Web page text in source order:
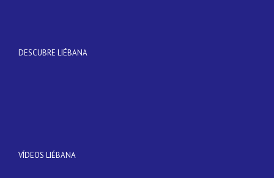
DESCUBRE LIÉBANA
VÍDEOS LIÉBANA